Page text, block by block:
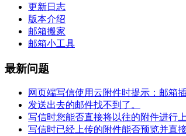
更新日志
版本介绍
邮箱搬家
邮箱小工具
最新问题
网页端写信使用云附件时提示：邮箱
发送出去的邮件找不到了。
写信时您能否直接将以往的附件进行
写信时已经上传的附件能否预览并直接